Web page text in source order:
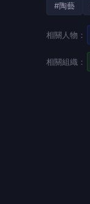
#陶藝
相關人物：
相關組織：